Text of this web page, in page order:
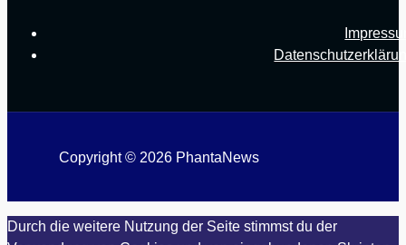
Copyright © 2026 PhantaNews
Durch die weitere Nutzung der Seite stimmst du der